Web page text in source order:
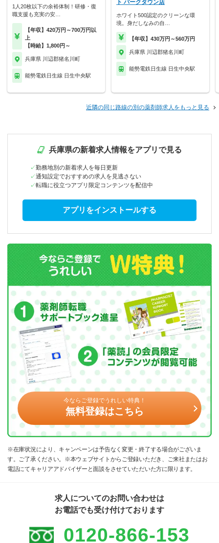
1人20枚以下の余裕体制！研修・復
職支援も充実の安…
【年収】420万円～700万円以
上
【時給】1,800円～
兵庫県 川辺郡猪名川町
能勢電鉄日生線 日生中央駅
ト パークタウン店
ホワイト500認定のクリーンな環
境。身だしなみの自…
【年収】430万円～560万円
兵庫県 川辺郡猪名川町
能勢電鉄日生線 日生中央駅
近隣の同じ路線の別の薬剤師求人をもっと見る
兵庫県の新着求人情報をアプリで見る
勤務地別の新着求人を毎日更新
通知設定でおすすめの求人を見逃さない
転職に役立つアプリ限定コンテンツを配信中
アプリをインストールする
今ならご登録でうれしい特典！
無料登録はこちら
※在庫状況により、キャンペーンは予告なく変更・終了する場合がございま
す。ご了承ください。※本ウェブサイトからご登録いただき、ご来社またはお
電話にてキャリアアドバイザーと面談をさせていただいた方に限ります。
求人についてのお問い合わせは
お電話でも受け付けております
0120-866-153